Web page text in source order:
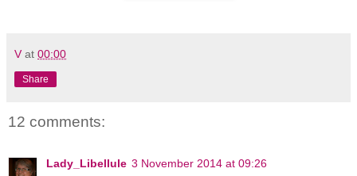
V at 00:00
Share
12 comments:
Lady_Libellule 3 November 2014 at 09:26